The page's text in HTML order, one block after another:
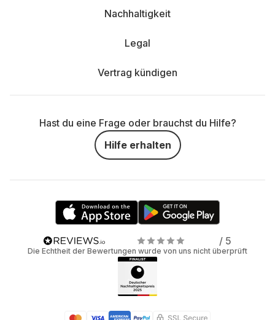
Nachhaltigkeit
Legal
Vertrag kündigen
Hast du eine Frage oder brauchst du Hilfe?
Hilfe erhalten
/ 5
Die Echtheit der Bewertungen wurde von uns nicht überprüft